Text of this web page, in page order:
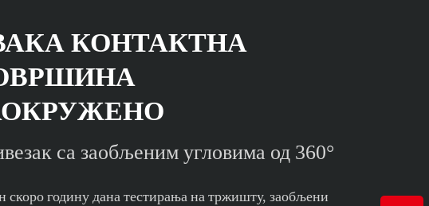
КОНТАКТНА
са заобљеним угловима од 360°
скоро годину дана тестирања на тржишту, заобљени